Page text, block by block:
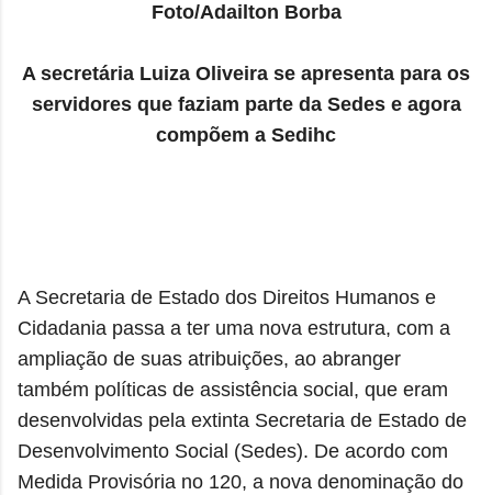
Foto/Adailton Borba
A secretária Luiza Oliveira se apresenta para os
servidores que faziam parte da Sedes e agora
compõem a Sedihc
A Secretaria de Estado dos Direitos Humanos e
Cidadania passa a ter uma nova estrutura, com a
ampliação de suas atribuições, ao abranger
também políticas de assistência social, que eram
desenvolvidas pela extinta Secretaria de Estado de
Desenvolvimento Social (Sedes). De acordo com
Medida Provisória no 120, a nova denominação do